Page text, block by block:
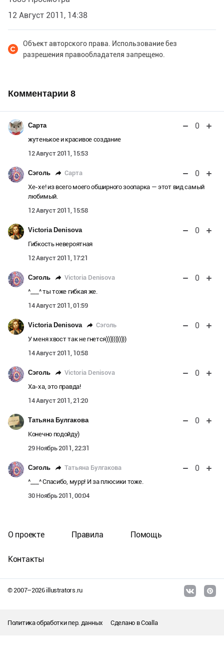
травм!
12 Август 2011, 14:38
Объект авторского права. Использование без
разрешения правообладателя запрещено.
Комментарии 8
Сарта 0
жутенькое и красивое создание
12 Август 2011, 15:53
Сэголь Сарта 0
Хе-хе! из всего моего обширного зоопарка — этот вид самый
любимый.
12 Август 2011, 15:58
Victoria Denisova 0
Гибкость невероятная
12 Август 2011, 17:21
Сэголь Victoria Denisova 0
^___^ ты тоже гибкая же.
14 Август 2011, 01:59
Victoria Denisova Сэголь 0
У меня хвост так не гнется)))))))))))
14 Август 2011, 10:58
Сэголь Victoria Denisova 0
Ха-ха, это правда!
14 Август 2011, 21:20
Татьяна Булгакова 0
Конечно подойду)
29 Ноябрь 2011, 22:31
Сэголь Татьяна Булгакова 0
^___^ Спасибо, мурр! И за плюсики тоже.
30 Ноябрь 2011, 00:04
© 2007–2026illustrators.ru
О проекте Правила Помощь
Контакты
Политика обработки пер. данных Сделано вCoalla